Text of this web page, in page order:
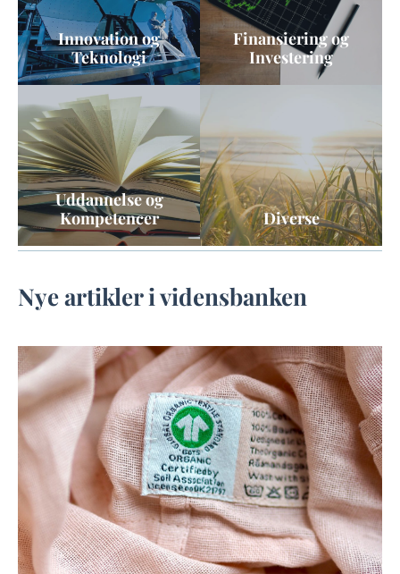
Innovation og
Teknologi
Finansiering og
Investering
Uddannelse og
Kompetencer
Diverse
Nye artikler i vidensbanken